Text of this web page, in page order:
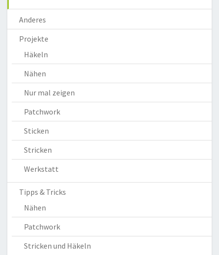
Anderes
Projekte
Häkeln
Nähen
Nur mal zeigen
Patchwork
Sticken
Stricken
Werkstatt
Tipps & Tricks
Nähen
Patchwork
Stricken und Häkeln